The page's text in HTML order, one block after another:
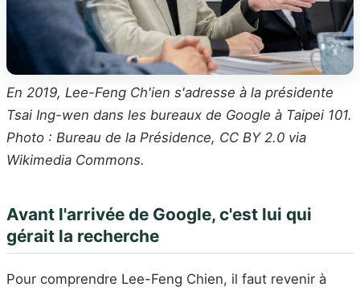
En 2019, Lee-Feng Ch'ien s'adresse à la présidente
Tsai Ing-wen dans les bureaux de Google à Taipei 101.
Photo : Bureau de la Présidence, CC BY 2.0 via
Wikimedia Commons.
Avant l'arrivée de Google, c'est lui qui
gérait la recherche
Pour comprendre Lee-Feng Chien, il faut revenir à